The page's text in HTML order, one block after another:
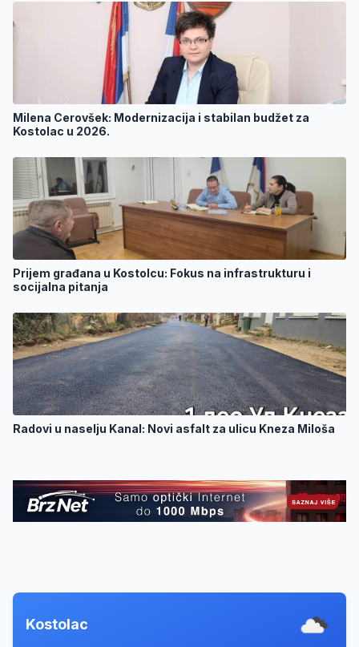
Milena Cerovšek: Modernizacija i stabilan budžet za
Kostolac u 2026.
Prijem građana u Kostolcu: Fokus na infrastrukturu i
socijalna pitanja
Radovi u naselju Kanal: Novi asfalt za ulicu Kneza Miloša
Kostolac